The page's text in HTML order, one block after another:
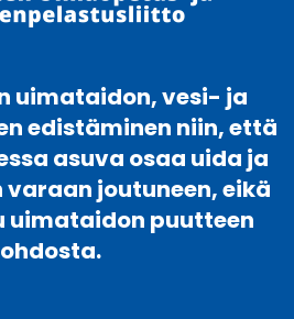
uimataidon, vesi- ja
edistäminen niin, että
asuva osaa uida ja
joutuneen, eikä
uimataidon puutteen